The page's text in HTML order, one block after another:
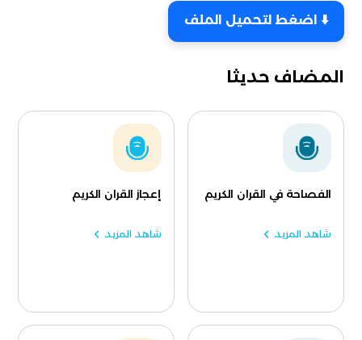
⬇️ اضغط لتحميل الملف
المضاف حديثا
الفصاحة في القران الكريم
شاهد المزيد
إعجاز القران الكريم
شاهد المزيد